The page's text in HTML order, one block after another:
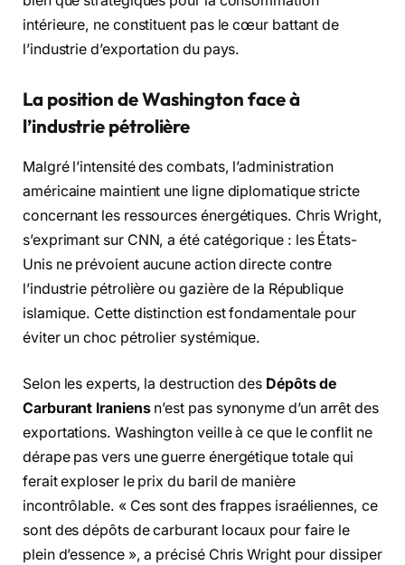
intérieure, ne constituent pas le cœur battant de
l’industrie d’exportation du pays.
La position de Washington face à
l’industrie pétrolière
Malgré l’intensité des combats, l’administration
américaine maintient une ligne diplomatique stricte
concernant les ressources énergétiques. Chris Wright,
s’exprimant sur CNN, a été catégorique : les États-
Unis ne prévoient aucune action directe contre
l’industrie pétrolière ou gazière de la République
islamique. Cette distinction est fondamentale pour
éviter un choc pétrolier systémique.
Selon les experts, la destruction des Dépôts de
Carburant Iraniensn’est pas synonyme d’un arrêt des
exportations. Washington veille à ce que le conflit ne
dérape pas vers une guerre énergétique totale qui
ferait exploser le prix du baril de manière
incontrôlable. « Ces sont des frappes israéliennes, ce
sont des dépôts de carburant locaux pour faire le
plein d’essence », a précisé Chris Wright pour dissiper